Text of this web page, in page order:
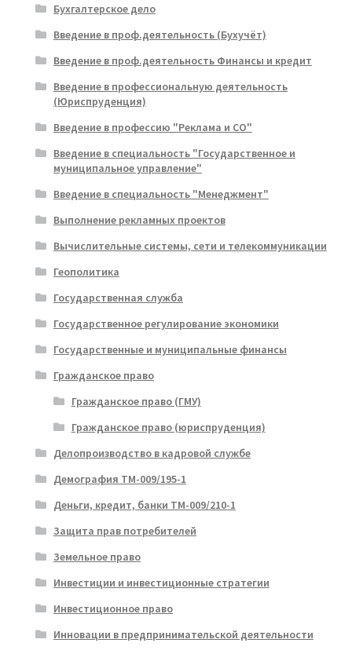
Бухгалтерское дело
Введение в проф.деятельность (Бухучёт)
Введение в проф.деятельность Финансы и кредит
Введение в профессиональную деятельность
(Юриспруденция)
Введение в профессию "Реклама и СО"
Введение в специальность "Государственное и
муниципальное управление"
Введение в специальность "Менеджмент"
Выполнение рекламных проектов
Вычислительные системы, сети и телекоммуникации
Геополитика
Государственная служба
Государственное регулирование экономики
Государственные и муниципальные финансы
Гражданское право
Гражданское право (ГМУ)
Гражданское право (юриспруденция)
Делопроизводство в кадровой службе
Демография ТМ-009/195-1
Деньги, кредит, банки ТМ-009/210-1
Защита прав потребителей
Земельное право
Инвестиции и инвестиционные стратегии
Инвестиционное право
Инновации в предпринимательской деятельности